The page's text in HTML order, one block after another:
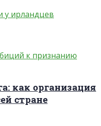
как организация
стране